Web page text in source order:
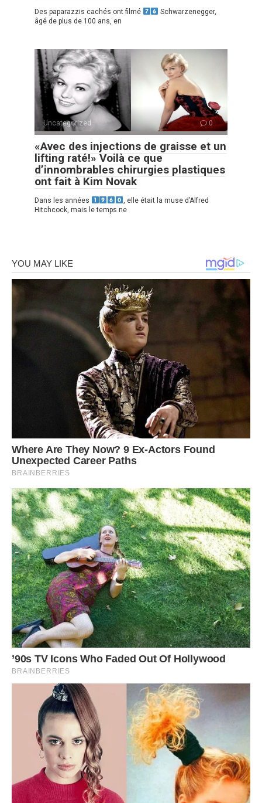
Des paparazzis cachés ont filmé
Schwarzenegger,
âgé de plus de 100 ans, en
Uncategorized 0
«Avec des injections de graisse et un
lifting raté!» Voilà ce que
d’innombrables chirurgies plastiques
ont fait à Kim Novak
Dans les années
, elle était la muse d’Alfred
Hitchcock, mais le temps ne